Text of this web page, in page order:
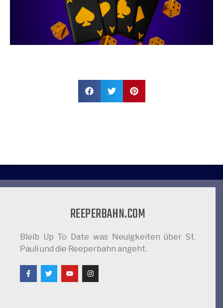
REEPERBAHN.COM
Bleib Up To Date was Neuigkeiten über St.
Pauli und die Reeperbahn angeht.